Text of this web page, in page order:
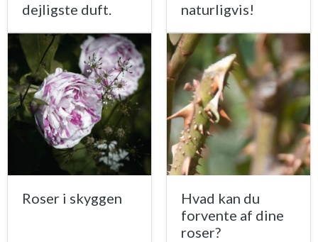
dejligste duft.
naturligvis!
Roser i skyggen
Hvad kan du
forvente af dine
roser?